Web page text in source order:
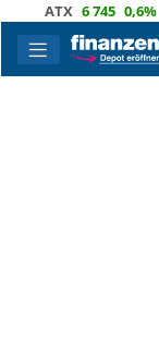
ATX 6 745 0,6%